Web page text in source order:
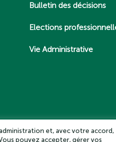
Bulletin des décisions
Elections
Vie Administrative
et, avec votre accord,
pouvez accepter, gérer vos